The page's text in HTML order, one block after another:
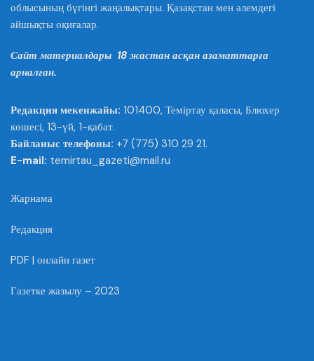
облысының бүгінгі жаңалықтары. Қазақстан мен әлемдегі
айшықты оқиғалар.
Сайт материалдары 18 жастан асқан азаматтарға
арналған.
Редакция мекенжайы: 101400, Теміртау қаласы, Блюхер
көшесі, 13-үй, 1-қабат.
Байланыс телефоны: +7 (775) 310 29 21.
E-mail: temirtau_gazeti@mail.ru
Жарнама
Редакция
PDF | онлайн газет
Газетке жазылу – 2023